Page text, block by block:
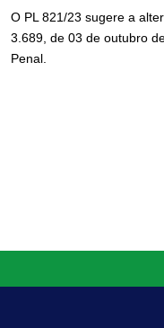
O PL 821/23 sugere a
3.689, de 03 de outubro
Penal.